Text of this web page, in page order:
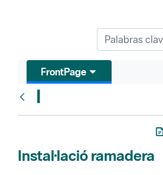
FrontPage
I
Instal·lació ramadera